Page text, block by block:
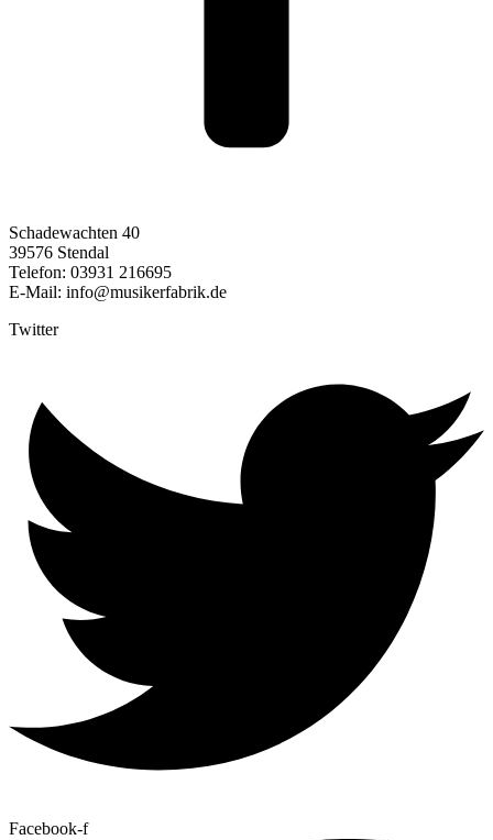
Schadewachten 40
39576 Stendal
Telefon: 03931 216695
E-Mail: info@musikerfabrik.de
Twitter
Facebook-f